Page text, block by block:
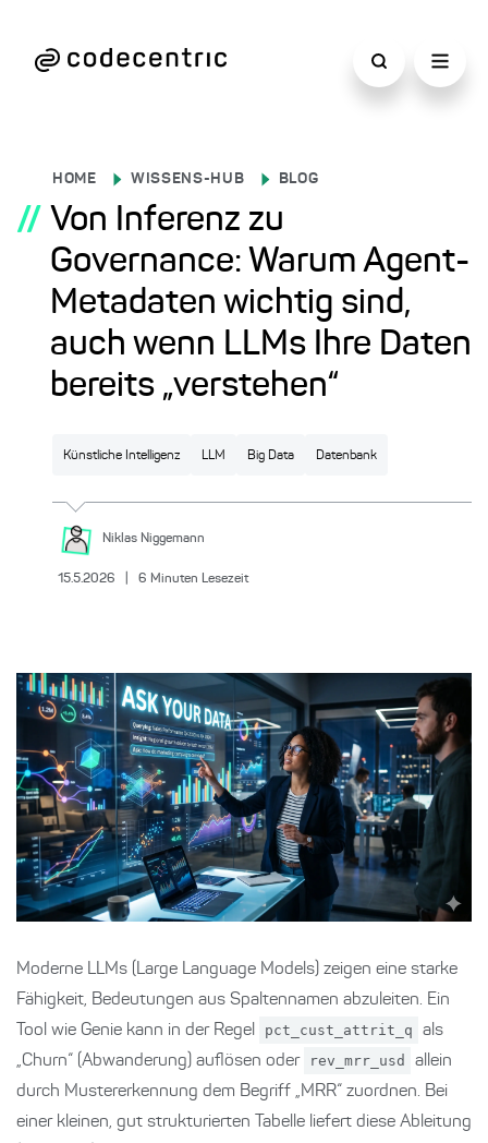
HOME WISSENS-HUB BLOG
// Von Inferenz zu
Governance: Warum Agent-
Metadaten wichtig sind,
auch wenn LLMs Ihre Daten
bereits „verstehen“
Künstliche Intelligenz LLM Big Data Datenbank
Niklas Niggemann
15.5.2026 6 Minuten Lesezeit
Moderne LLMs (Large Language Models) zeigen eine starke
Fähigkeit, Bedeutungen aus Spaltennamen abzuleiten. Ein
Tool wie Genie kann in der Regel
pct_cust_attrit_q
als
„Churn“ (Abwanderung) auflösen oder
rev_mrr_usd
allein
durch Mustererkennung dem Begriff „MRR“ zuordnen. Bei
einer kleinen, gut strukturierten Tabelle liefert diese Ableitung